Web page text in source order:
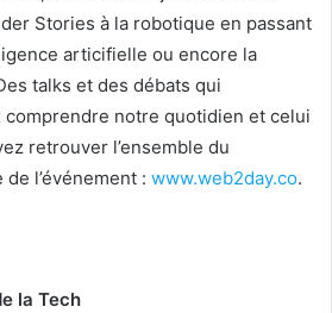
Stories à la robotique en passant
articifielle ou encore la
talks et des débats qui
notre quotidien et celui
retrouver l’ensemble du
l’événement : www.web2day.co.
la Tech